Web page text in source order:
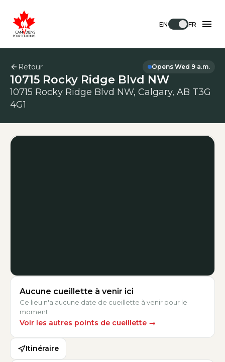
EN FR
Retour Opens Wed 9 a.m.
10715 Rocky Ridge Blvd NW
10715 Rocky Ridge Blvd NW, Calgary, AB T3G
4G1
Aucune cueillette à venir ici
Ce lieu n'a aucune date de cueillette à venir pour le
moment.
Voir les autres points de cueillette →
Itinéraire